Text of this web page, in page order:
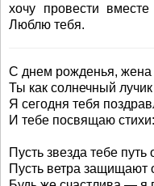
хочу провести
Люблю тебя.
С днем рожденья, жена
Ты как солнечный
Я сегодня тебя
И тебе посвящаю стихи:
Пусть звезда тебе путь
Пусть ветра защищают